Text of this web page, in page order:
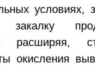
условиях,
расширяя,
окисления